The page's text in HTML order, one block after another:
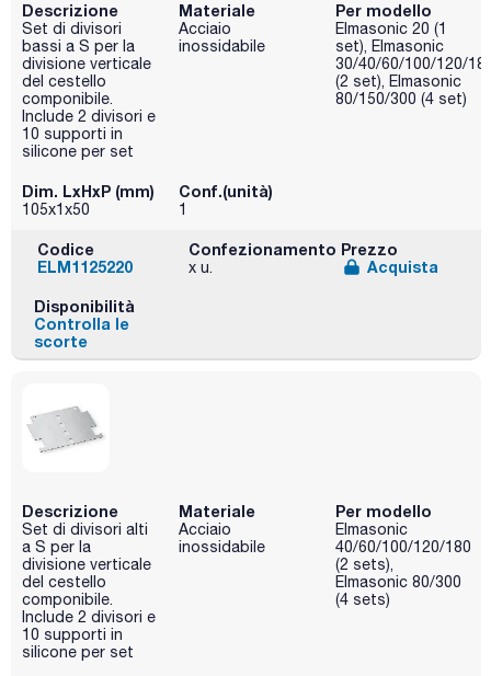
Descrizione
Set di divisori
bassi a S per la
divisione verticale
del cestello
componibile.
Include 2 divisori e
10 supporti in
silicone per set
Materiale
Acciaio
inossidabile
Per modello
Elmasonic 20 (1
set), Elmasonic
30/40/60/100/120/
(2 set), Elmasonic
80/150/300 (4 set)
Dim. LxHxP (mm)
105x1x50
Conf.(unità)
1
Codice
ELM1125220
Confezionamento
x u.
Prezzo
Acquista
Disponibilità
Controlla le
scorte
Descrizione
Set di divisori alti
a S per la
divisione verticale
del cestello
componibile.
Include 2 divisori e
10 supporti in
silicone per set
Materiale
Acciaio
inossidabile
Per modello
Elmasonic
40/60/100/120/180
(2 sets),
Elmasonic 80/300
(4 sets)